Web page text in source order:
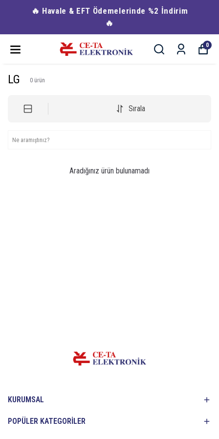
🔥 Havale & EFT Ödemelerinde %2 İndirim
🔥
0
LG 0 ürün
Sırala
Aradığınız ürün bulunamadı
KURUMSAL
POPÜLER KATEGORİLER